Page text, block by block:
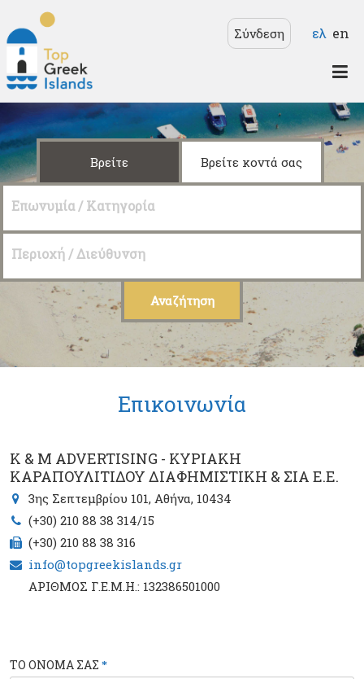
κυρίως περιεχόμενο
Top
Greek
Islands
Σύνδεση ελ en
Βρείτε Βρείτε κοντά σας
Επωνυμία / Κατηγορία
Περιοχή / Διεύθυνση
Επικοινωνία
K & M ADVERTISING - ΚΥΡΙΑΚΗ
ΚΑΡΑΠΟΥΛΙΤΙΔΟΥ ΔΙΑΦΗΜΙΣΤΙΚΗ & ΣΙΑ Ε.Ε.
3ης Σεπτεμβρίου 101, Αθήνα, 10434
(+30) 210 88 38 314/15
(+30) 210 88 38 316
info@topgreekislands.gr
ΑΡΙΘΜΟΣ Γ.Ε.Μ.Η.: 132386501000
ΤΟ ΟΝΟΜΑ ΣΑΣ *